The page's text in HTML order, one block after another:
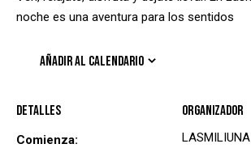
noche es una aventura para los sentidos
AÑADIR AL CALENDARIO
Detalles
Comienza:
Organizador
LASMILIUNA